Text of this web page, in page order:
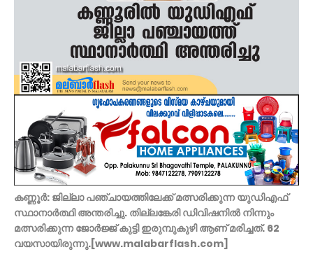
കണ്ണൂർ: ജില്ലാ പഞ്ചായത്തിലേക്ക് മത്സരിക്കുന്ന യുഡിഎഫ്
സ്ഥാനാർത്ഥി അന്തരിച്ചു. തില്ലങ്കേരി ഡിവിഷനിൽ നിന്നും
മത്സരിക്കുന്ന ജോർജ്ജ് കുട്ടി ഇരുമ്പുകുഴി ആണ് മരിച്ചത്. 62
വയസായിരുന്നു.[www.malabarflash.com]